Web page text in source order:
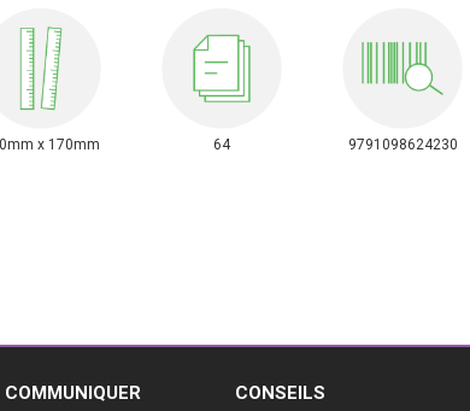
x 170mm 64 9791098624230
COMMUNIQUER CONSEILS